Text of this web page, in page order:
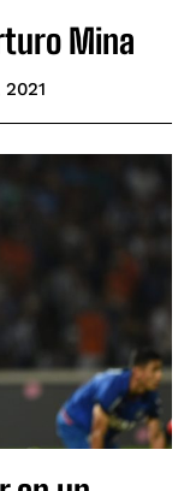
Mina